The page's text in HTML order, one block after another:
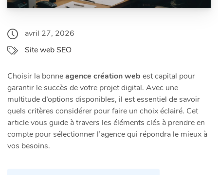
avril 27, 2026
Site web SEO
Choisir la bonneagence création web est capital pour
garantir le succès de votre projet digital. Avec une
multitude d’options disponibles, il est essentiel de savoir
quels critères considérer pour faire un choix éclairé. Cet
article vous guide à travers les éléments clés à prendre en
compte pour sélectionner l’agence qui répondra le mieux à
vos besoins.